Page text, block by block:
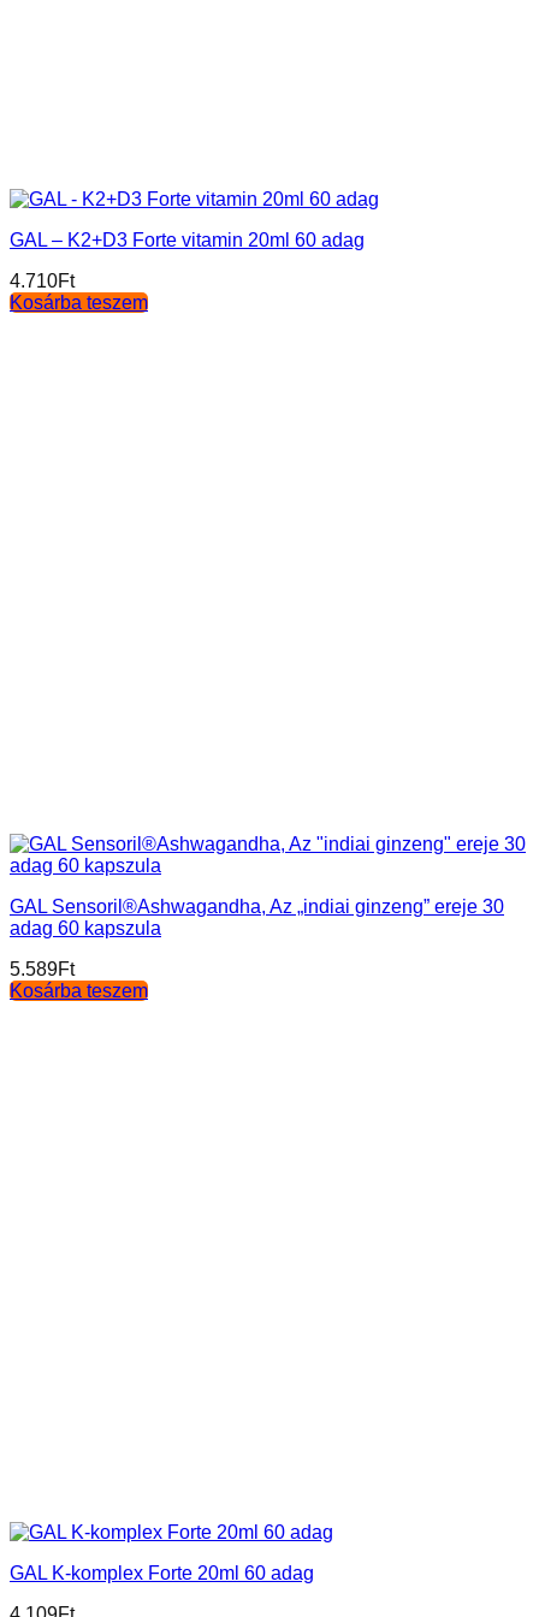
GAL – K2+D3 Forte vitamin 20ml 60 adag
4.710Ft
Kosárba teszem
GAL Sensoril®Ashwagandha, Az „indiai ginzeng” ereje 30
adag 60 kapszula
5.589Ft
Kosárba teszem
GAL K-komplex Forte 20ml 60 adag